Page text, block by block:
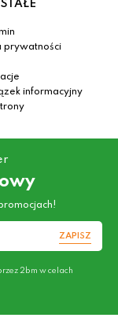
prywatności
informacyjny
ZAPISZ
2bm w celach